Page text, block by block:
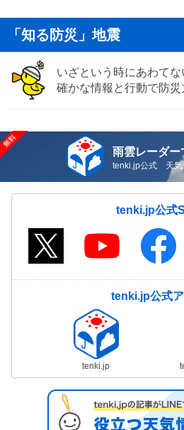
「知る防災」地震
いざという時にあわてな
確かな情報と行動で防災
雨雲レーダー
tenki.jp公式 天気
tenki.jp公式
tenki.jp公式ア
tenki.jp